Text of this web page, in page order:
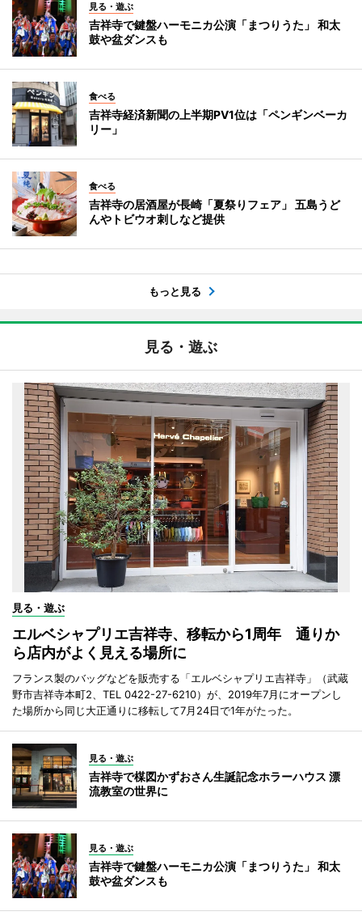
見る・遊ぶ
吉祥寺で鍵盤ハーモニカ公演「まつりうた」 和太
鼓や盆ダンスも
食べる
吉祥寺経済新聞の上半期PV1位は「ペンギンベーカ
リー」
食べる
吉祥寺の居酒屋が長崎「夏祭りフェア」 五島うど
んやトビウオ刺しなど提供
もっと見る
見る・遊ぶ
見る・遊ぶ
エルベシャプリエ吉祥寺、移転から1周年 通りか
ら店内がよく見える場所に
フランス製のバッグなどを販売する「エルベシャプリエ吉祥寺」（武蔵
野市吉祥寺本町2、TEL 0422-27-6210）が、2019年7月にオープンし
た場所から同じ大正通りに移転して7月24日で1年がたった。
見る・遊ぶ
吉祥寺で楳図かずおさん生誕記念ホラーハウス 漂
流教室の世界に
見る・遊ぶ
吉祥寺で鍵盤ハーモニカ公演「まつりうた」 和太
鼓や盆ダンスも